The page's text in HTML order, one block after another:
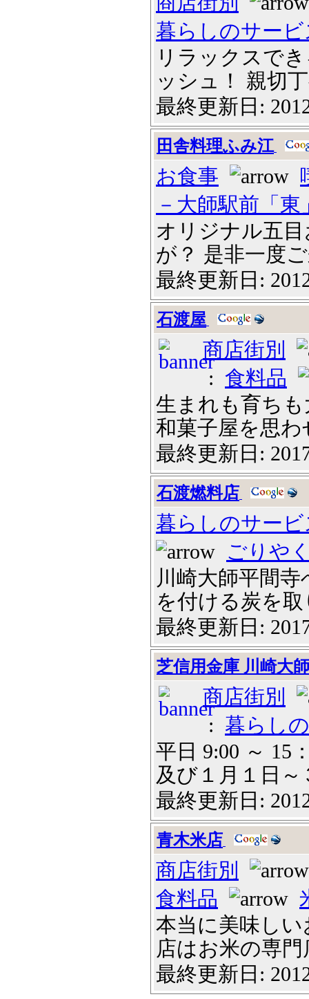
暮らしのサービ
リラックスで
ッシュ！ 親切
最終更新日:
田舎料理ふみ江
お食事
－大師駅前「東
オリジナル五
が？ 是非一度
最終更新日:
石渡屋
商店街別
: 食料品
生まれも育ち
和菓子屋を思わ
最終更新日:
石渡燃料店
暮らしのサービ
ごりや
川崎大師平間
を付ける炭を
最終更新日:
芝信用金庫 川崎大
商店街別
: 暮らし
平日 9:00 ～ 15
及び１月１日～
最終更新日:
青木米店
商店街別
食料品
本当に美味し
店はお米の専
最終更新日: